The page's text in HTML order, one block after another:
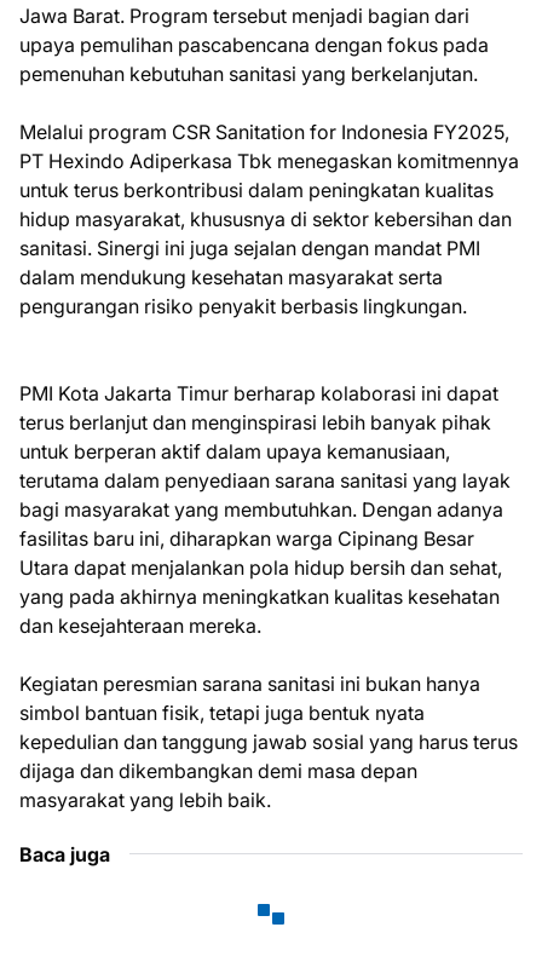
Jawa Barat. Program tersebut menjadi bagian dari
upaya pemulihan pascabencana dengan fokus pada
pemenuhan kebutuhan sanitasi yang berkelanjutan.
Melalui program CSR Sanitation for Indonesia FY2025,
PT Hexindo Adiperkasa Tbk menegaskan komitmennya
untuk terus berkontribusi dalam peningkatan kualitas
hidup masyarakat, khususnya di sektor kebersihan dan
sanitasi. Sinergi ini juga sejalan dengan mandat PMI
dalam mendukung kesehatan masyarakat serta
pengurangan risiko penyakit berbasis lingkungan.
PMI Kota Jakarta Timur berharap kolaborasi ini dapat
terus berlanjut dan menginspirasi lebih banyak pihak
untuk berperan aktif dalam upaya kemanusiaan,
terutama dalam penyediaan sarana sanitasi yang layak
bagi masyarakat yang membutuhkan. Dengan adanya
fasilitas baru ini, diharapkan warga Cipinang Besar
Utara dapat menjalankan pola hidup bersih dan sehat,
yang pada akhirnya meningkatkan kualitas kesehatan
dan kesejahteraan mereka.
Kegiatan peresmian sarana sanitasi ini bukan hanya
simbol bantuan fisik, tetapi juga bentuk nyata
kepedulian dan tanggung jawab sosial yang harus terus
dijaga dan dikembangkan demi masa depan
masyarakat yang lebih baik.
Baca juga